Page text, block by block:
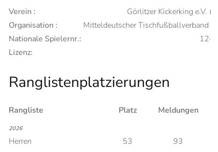
Verein :
Görlitzer Kickerking e.V.
Organisation :
Mitteldeutscher Tischfußballverband
Nationale Spielernr.:
12-
Lizenz:
Ranglistenplatzierungen
Rangliste Platz Meldungen
2026
Herren 53 93